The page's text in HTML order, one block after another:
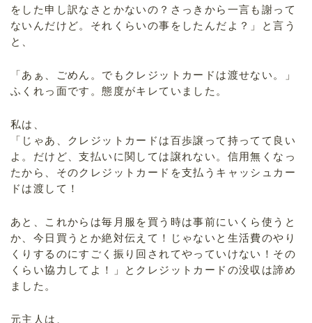
をした申し訳なさとかないの？さっきから一言も謝って
ないんだけど。それくらいの事をしたんだよ？」と言う
と、
「あぁ、ごめん。でもクレジットカードは渡せない。」
ふくれっ面です。態度がキレていました。
私は、
「じゃあ、クレジットカードは百歩譲って持ってて良い
よ。だけど、支払いに関しては譲れない。信用無くなっ
たから、そのクレジットカードを支払うキャッシュカー
ドは渡して！
あと、これからは毎月服を買う時は事前にいくら使うと
か、今日買うとか絶対伝えて！じゃないと生活費のやり
くりするのにすごく振り回されてやっていけない！その
くらい協力してよ！」とクレジットカードの没収は諦め
ました。
元主人は、